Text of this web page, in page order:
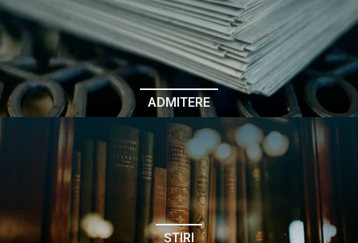
Admitere
Erasmus & Internațional
Despre Facultate
ADMITERE
ȘTIRI